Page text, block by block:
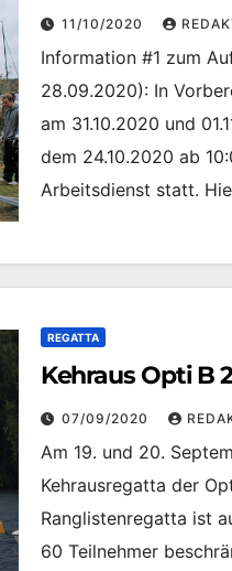
11/10/2020
Information #1 zum
28.09.2020): In
am 31.10.2020 und
dem 24.10.2020 ab
Arbeitsdienst statt.
REGATTA
Kehraus Opti B
07/09/2020
Am 19. und 20.
Kehrausregatta der
Ranglistenregatta ist
60 Teilnehmer